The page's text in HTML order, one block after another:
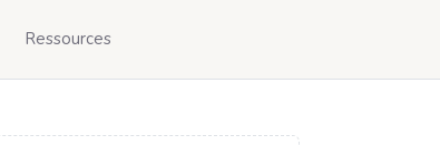
Ressources